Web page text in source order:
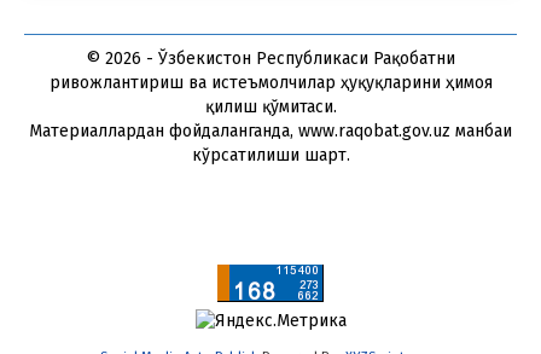
© 2026 - Ўзбекистон Республикаси Рақобатни
ривожлантириш ва истеъмолчилар ҳуқуқларини ҳимоя
қилиш қўмитаси.
Материаллардан фойдаланганда, www.raqobat.gov.uz манбаи
кўрсатилиши шарт.